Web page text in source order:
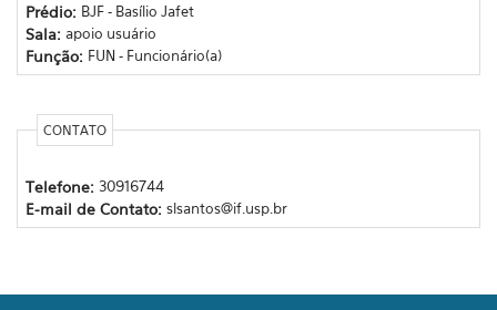
Prédio: BJF - Basílio Jafet
Sala: apoio usuário
Função: FUN - Funcionário(a)
CONTATO
Telefone: 30916744
E-mail de Contato: slsantos@if.usp.br